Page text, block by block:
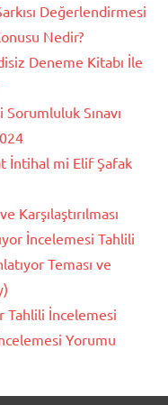
Değerlendirmesi
Nedir?
Deneme Kitabı İle
Sınavı
İntihal mi Elif Şafak
Karşılaştırılması
İncelemesi Tahlili
Teması ve
Tahlili İncelemesi
Yorumu